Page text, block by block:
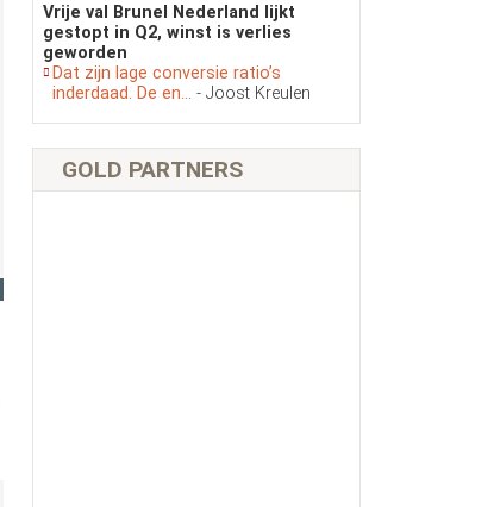
Vrije val Brunel Nederland lijkt
gestopt in Q2, winst is verlies
geworden
Dat zijn lage conversie ratio’s
inderdaad. De en... - Joost Kreulen
GOLD PARTNERS